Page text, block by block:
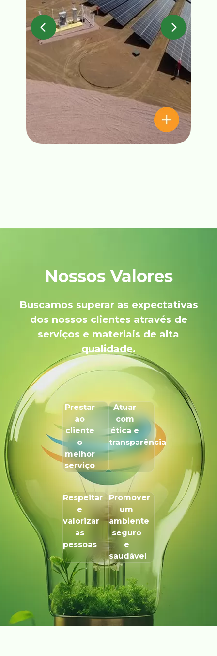
Nossos Valores
Buscamos superar as expectativas
dos nossos clientes através de
serviços e materiais de alta
qualidade.
Prestar
ao
cliente
o
melhor
serviço
Atuar
com
ética e
transparência
Respeitar
e
valorizar
as
pessoas
Promover
um
ambiente
seguro
e
saudável